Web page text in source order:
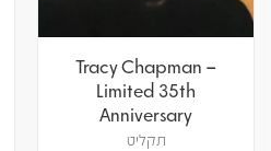
Tracy Chapman –
Limited 35th
Anniversary
תקליט